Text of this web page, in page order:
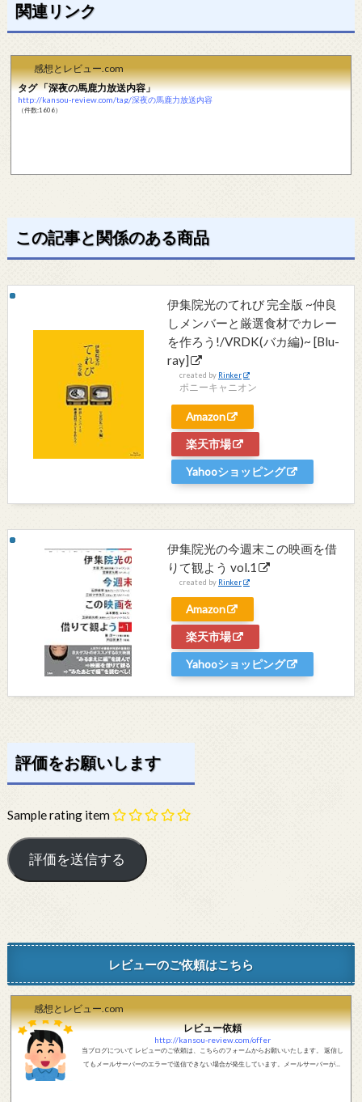
関連リンク
感想とレビュー.com
タグ 「深夜の馬鹿力放送内容」
http://kansou-review.com/tag/深夜の馬鹿力放送内容
（件数:1606）
この記事と関係のある商品
伊集院光のてれび 完全版 ~仲良
しメンバーと厳選食材でカレー
を作ろう!/VRDK(バカ編)~ [Blu-
ray]
created by Rinker
ポニーキャニオン
Amazon
楽天市場
Yahooショッピング
伊集院光の今週末この映画を借
りて観よう vol.1
created by Rinker
Amazon
楽天市場
Yahooショッピング
評価をお願いします
Sample rating item
レビューのご依頼はこちら
感想とレビュー.com
レビュー依頼
http://kansou-review.com/offer
当ブログについて レビューのご依頼は、こちらのフォームからお願いいたします。 返信し
てもメールサーバーのエラーで送信できない場合が発生しています。メールサーバーが正